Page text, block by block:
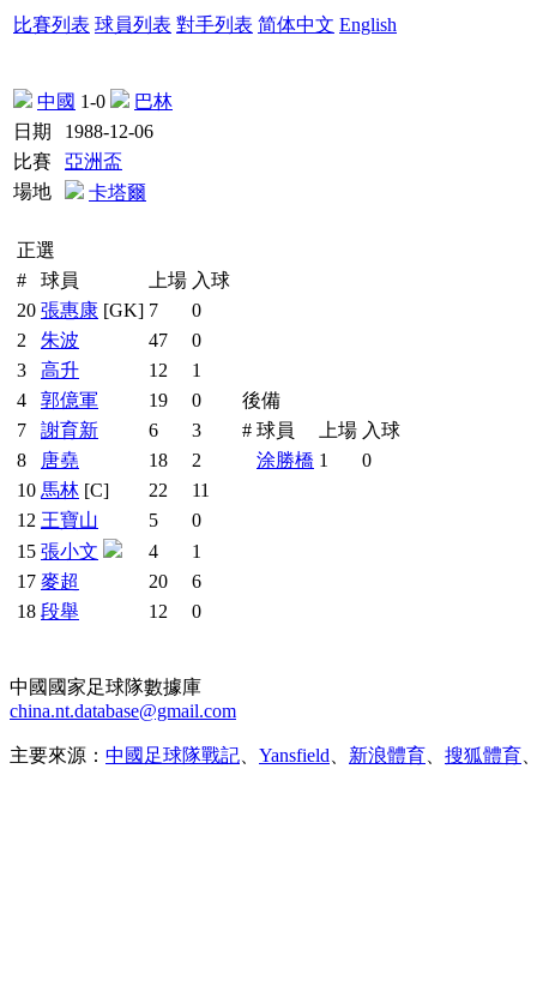
比賽列表 球員列表 對手列表 简体中文 English
中國 1-0
巴林
日期
1988-12-06
比賽
亞洲盃
場地
卡塔爾
正選
#
球員 上場 入球
20 張惠康 [GK] 7
0
2
朱波 47
0
3
高升 12
1
4
郭億軍 19
0
7
謝育新 6
3
8
唐堯 18
2
10 馬林 [C] 22
11
12 王寶山 5
0
15 張小文 4
1
17 麥超 20
6
18 段舉 12 0
後備
# 球員 上場 入球
涂勝橋 1 0
中國國家足球隊數據庫
china.nt.database@gmail.com
主要來源： 中國足球隊戰記 Yansfield 新浪體育 搜狐體育